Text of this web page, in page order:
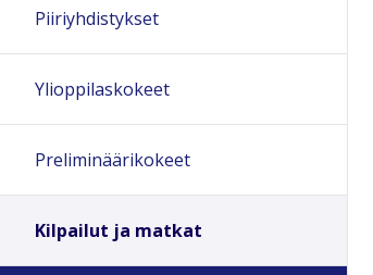
Piiriyhdistykset
Ylioppilaskokeet
Preliminäärikokeet
Kilpailut ja matkat